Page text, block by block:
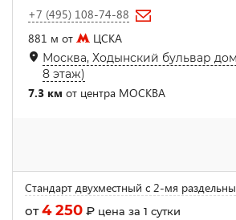
+7 (495) 108-74-88
881 м от
ЦСКА
Москва, Ходынский бульвар
8 этаж)
7.3 км от центра МОСКВА
Стандарт двухместный с 2-мя
от4 250 ₽ цена за 1 сутки